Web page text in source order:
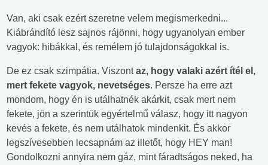
Van, aki csak ezért szeretne velem megismerkedni...
Kiábrándító lesz sajnos rájönni, hogy ugyanolyan ember
vagyok: hibákkal, és remélem jó tulajdonságokkal is.
De ez csak szimpátia. Viszontaz, hogy valaki azért ítél el,
mert fekete vagyok, nevetséges. Persze ha erre azt
mondom, hogy én is utálhatnék akárkit, csak mert nem
fekete, jön a szerintük egyértelmű válasz, hogy itt nagyon
kevés a fekete, és nem utálhatok mindenkit. És akkor
legszívesebben lecsapnám az illetőt, hogy HEY man!
Gondolkozni annyira nem gáz, mint fáradtságos neked, ha